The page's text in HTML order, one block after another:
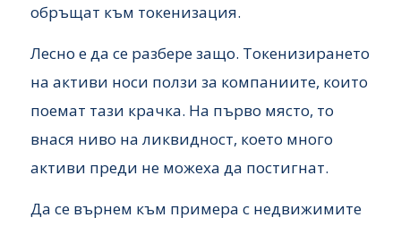
обръщат към токенизация.
Лесно е да се разбере защо. Токенизирането
на активи носи ползи за компаниите, които
поемат тази крачка. На първо място, то
внася ниво на ликвидност, което много
активи преди не можеха да постигнат.
Да се върнем към примера с недвижимите